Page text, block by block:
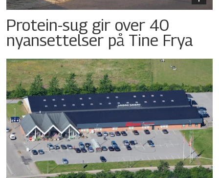
Protein-sug gir over 40
nyansettelser på Tine Frya